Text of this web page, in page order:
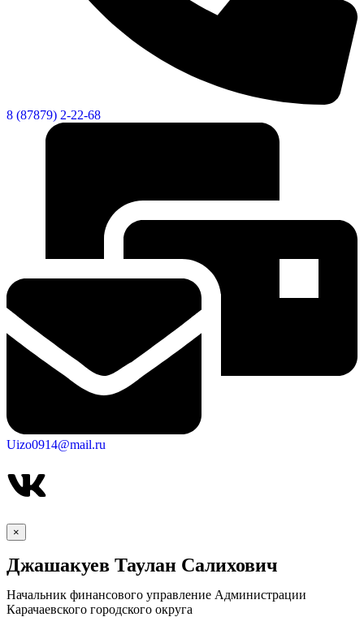
8 (87879) 2-22-68
Uizo0914@mail.ru
×
Джашакуев Таулан Салихович
Начальник финансового управление Администрации
Карачаевского городского округа